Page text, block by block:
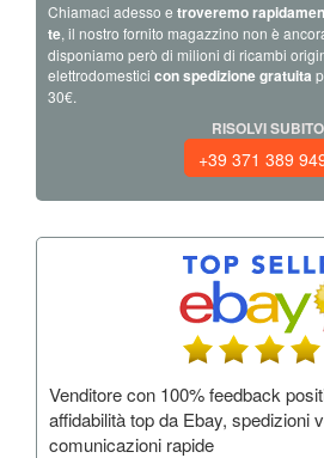
Chiamaci adesso e troveremo
te, il nostro fornito magazzino non è
disponiamo però di milioni di ricambi
elettrodomestici con spedizione gratuita
30€.
RISOLVI SUBITO
+39 371 389
Venditore con 100% feedback
affidabilità top da Ebay, spedizioni
comunicazioni rapide